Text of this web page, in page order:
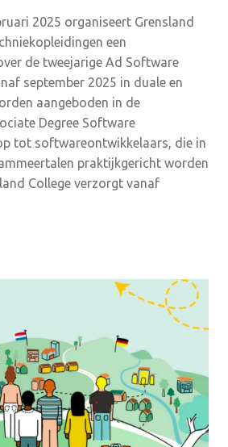
2025 organiseert Grensland
een
de tweejarige Ad Software
september 2025 in duale en
aangeboden in de
Degree Software
tot softwareontwikkelaars, die in
praktijkgericht worden
College verzorgt vanaf